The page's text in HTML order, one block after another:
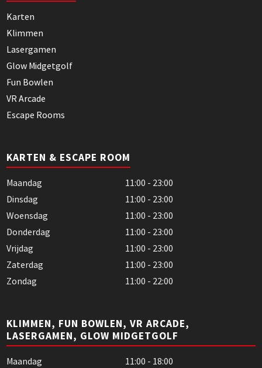
Karten
Klimmen
Lasergamen
Glow Midgetgolf
Fun Bowlen
VR Arcade
Escape Rooms
KARTEN & ESCAPE ROOM
Maandag
11:00 - 23:00
Dinsdag
11:00 - 23:00
Woensdag
11:00 - 23:00
Donderdag
11:00 - 23:00
Vrijdag
11:00 - 23:00
Zaterdag
11:00 - 23:00
Zondag
11:00 - 22:00
KLIMMEN, FUN BOWLEN, VR ARCADE,
LASERGAMEN, GLOW MIDGETGOLF
Maandag
11:00 - 18:00